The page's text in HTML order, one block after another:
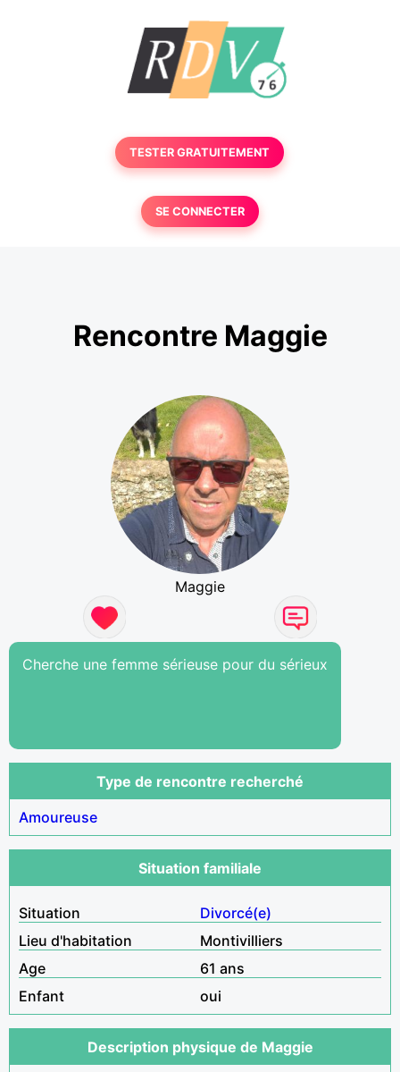
TESTER GRATUITEMENT
SE CONNECTER
Rencontre Maggie
Maggie
Cherche une femme sérieuse pour du sérieux
Type de rencontre recherché
Amoureuse
Situation familiale
Situation
Divorcé(e)
Lieu d'habitation
Montivilliers
Age
61 ans
Enfant
oui
Description physique de Maggie